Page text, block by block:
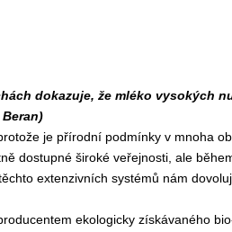
dokazuje, že mléko vysokých
je přírodní podmínky v mnoha
dostupné široké veřejnosti, ale
extenzivních systémů nám
ekologicky získávaného